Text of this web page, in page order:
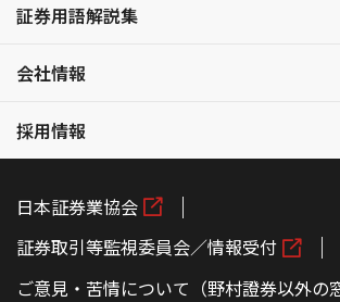
証券用語解説集
会社情報
採用情報
日本証券業協会
証券取引等監視委員会／情報受付
ご意見・苦情について（野村證券以外の